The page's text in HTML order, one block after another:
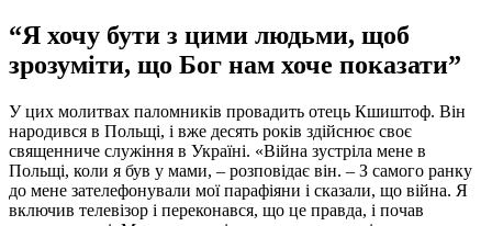
“Я хочу бути з цими людьми, щоб
зрозуміти, що Бог нам хоче показати”
У цих молитвах паломників провадить отець Кшиштоф. Він
народився в Польщі, і вже десять років здійснює своє
священниче служіння в Україні. «Війна зустріла мене в
Польщі, коли я був у мами, – розповідає він. – З самого ранку
до мене зателефонували мої парафіяни і сказали, що війна. Я
включив телевізор і переконався, що це правда, і почав